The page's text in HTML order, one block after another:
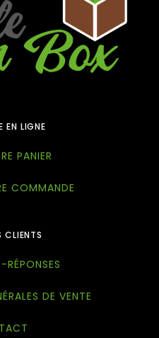
EN LIGNE
PANIER
COMMANDE
CLIENTS
DE VENTE